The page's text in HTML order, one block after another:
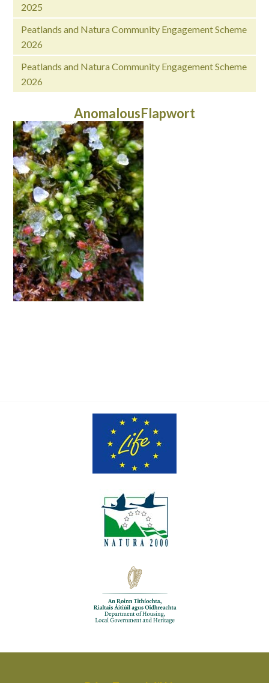
2025
Peatlands and Natura Community Engagement Scheme
2026
Peatlands and Natura Community Engagement Scheme
2026
AnomalousFlapwort